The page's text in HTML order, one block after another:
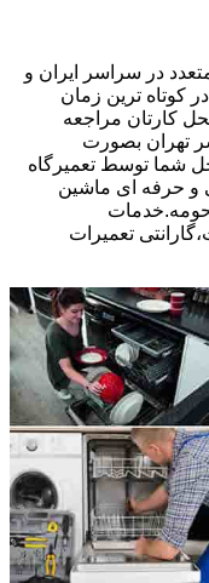
در سراسر ایران و
کوتاه ترین زمان
کارتان مراجعه
تهران بصورت
شما توسط تعمیرگاه
حرفه ای ماشین
حومه.خدمات
تعمیرات